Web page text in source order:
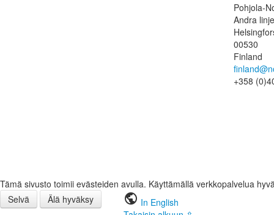
Pohjola-
Andra
00530
Finland
+358
public In English
Tämä sivusto toimii evästeiden avulla. Käyttämällä verkkopalvelua
Selvä
Älä hyväksy